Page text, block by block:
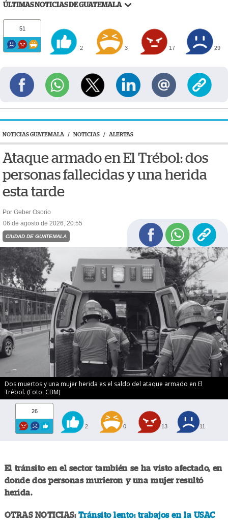
ÚLTIMAS NOTICIAS DE GUATEMALA
51
2 3 17 29
NOTICIAS GUATEMALA / NOTICIAS / ALERTAS
Ataque armado en El Trébol: dos
personas fallecidas y una herida
esta tarde
Por Geber Osorio
06 de agosto de 2026, 20:55
CIUDAD DE GUATEMALA
Dos muertos y una mujer herida es el saldo del ataque armado en El
Trébol. (Foto: CBM)
26
2 0 13 11
El tránsito en el sector también se ha visto afectado, en
donde dos personas murieron y una mujer resultó
herida.
OTRAS NOTICIAS: Tránsito lento: trabajos en la USAC